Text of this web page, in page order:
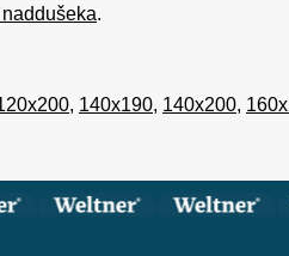
.
, 140x190, 140x200,